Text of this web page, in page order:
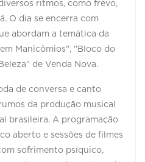
ritmos, como frevo,
O dia se encerra com
abordam a temática da
Manicômios", "Bloco do
de Venda Nova.
de conversa e canto
da produção musical
brasileira. A programação
aberto e sessões de filmes
sofrimento psíquico,